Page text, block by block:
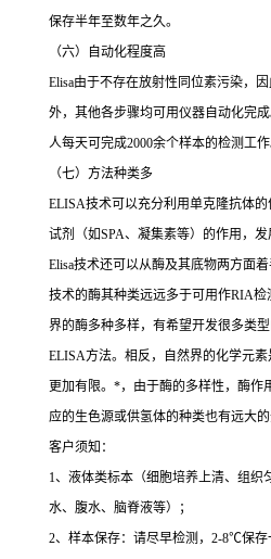
保存半年至数年之久。
（六）自动化程度高
Elisa由于不存在放射性同位素污染，
外，其他各步骤均可用仪器自动化完
人每天可完成2000余个样本的检测工作
（七）方法种类多
ELISA技术可以充分利用单克隆抗体
试剂（如SPA、凝集素等）的作用，
Elisa技术还可以从酶及其底物两方面着
技术的酶其种类远远多于可用作RIA检
界的酶多种多样，有希望开发很多类
ELISA方法。相反，自然界的化学元
更加有限。 *，由于酶的多样性，酶作
应的生色源或供氢体的种类也有远大的
客户须知：
1、液体类标本（细胞培养上清、组织
水、腹水、脑脊液等）；
2、样本保存：请尽早检测， 2-8℃保存